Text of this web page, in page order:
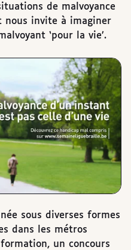
de malvoyance
nous invite à imaginer
‘pour la vie’.
sous diverses formes
dans les métros
un concours